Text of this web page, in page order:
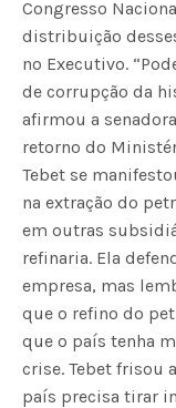
Congresso
distribuição
no Executivo.
de corrupção da
afirmou a
retorno do
Tebet se
na extração do
em outras
refinaria. Ela
empresa, mas
que o refino do
que o país tenha
crise. Tebet frisou
país precisa tirar